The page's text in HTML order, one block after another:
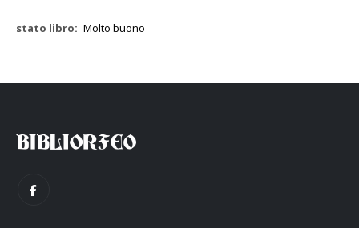
Molto buono